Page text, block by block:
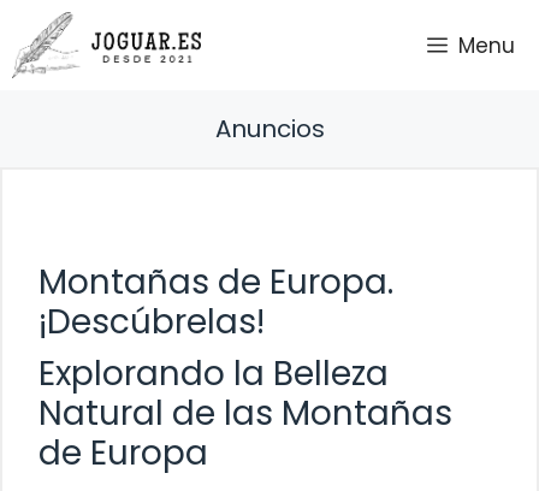
Saltar
al
contenido
Menu
Anuncios
Montañas de Europa.
¡Descúbrelas!
Explorando la Belleza
Natural de las Montañas
de Europa